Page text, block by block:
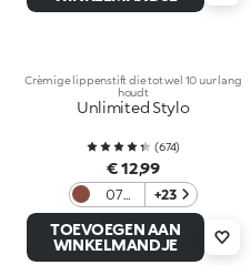
Crèmige lippenstift die tot wel 10 uur lang
houdt
Unlimited Stylo
(674)
€ 12,99
07
Taupe
Brown
+23
TOEVOEGEN AAN
WINKELMANDJE